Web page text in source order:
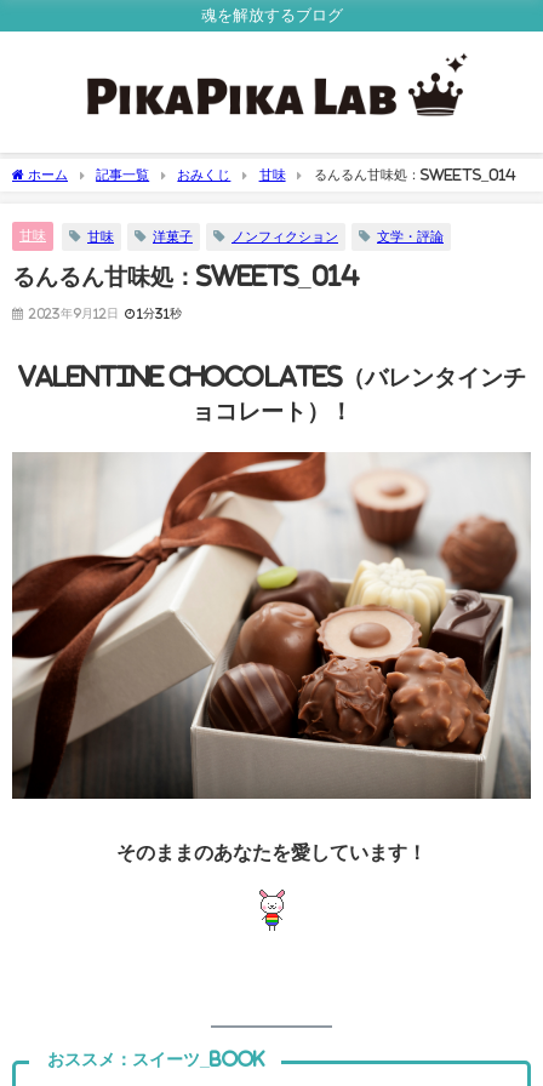
魂を解放するブログ
ホーム 記事一覧 おみくじ 甘味 るんるん甘味処：Sweets_014
甘味 甘味 洋菓子 ノンフィクション 文学・評論
るんるん甘味処：Sweets_014
2023年9月12日 1分31秒
Valentine Chocolates（バレンタインチ
ョコレート）！
そのままのあなたを愛しています！
おススメ：スイーツ_Book